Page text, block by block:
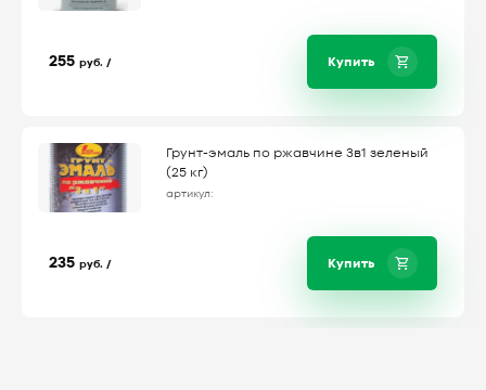
255 руб. / Купить
Грунт-эмаль по ржавчине 3в1 зеленый
(25 кг)
артикул:
235 руб. / Купить